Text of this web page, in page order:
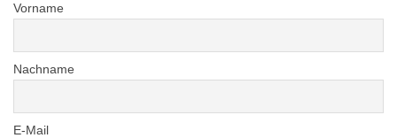
Vorname
Nachname
E-Mail